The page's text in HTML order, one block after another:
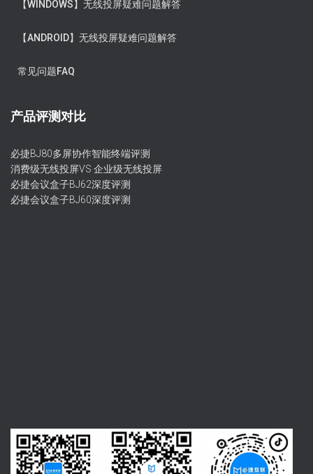
【WINDOWS】无线投屏疑难问题解答
【ANDROID】无线投屏疑难问题解答
常见问题FAQ
产品评测对比
必捷BJ80多屏协作智能终端评测
消费级无线投屏VS 企业级无线投屏
必捷会议盒子BJ62深度评测
必捷会议盒子BJ60深度评测